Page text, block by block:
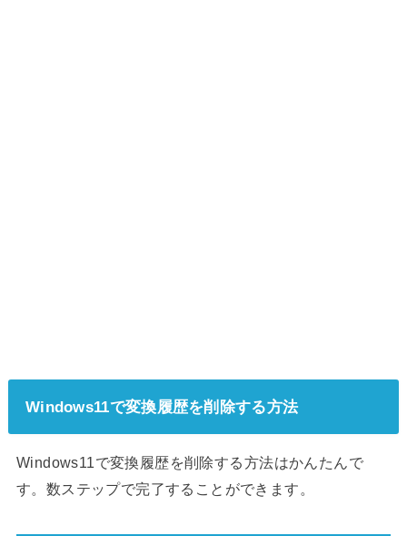
Windows11で変換履歴を削除する方法
Windows11で変換履歴を削除する方法はかんたんで
す。数ステップで完了することができます。